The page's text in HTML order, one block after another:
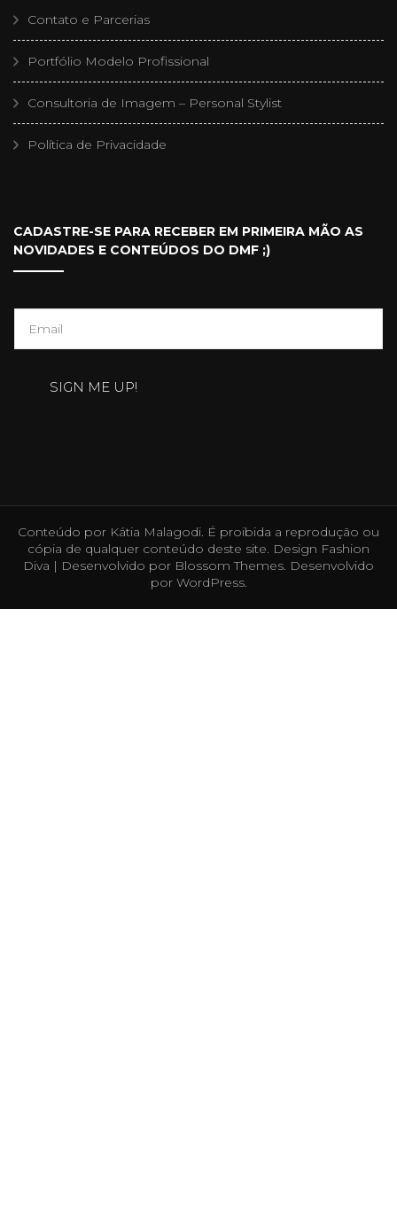
Contato e Parcerias
Portfólio Modelo Profissional
Consultoria de Imagem – Personal Stylist
Política de Privacidade
CADASTRE-SE PARA RECEBER EM PRIMEIRA MÃO AS
NOVIDADES E CONTEÚDOS DO DMF ;)
SIGN ME UP!
Conteúdo por Kátia Malagodi. É proibida a reprodução ou
cópia de qualquer conteúdo deste site. Design Fashion
Diva | Desenvolvido por Blossom Themes. Desenvolvido
por WordPress.